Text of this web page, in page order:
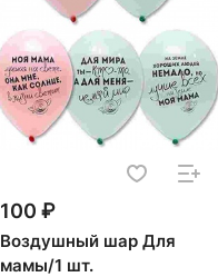
100 ₽
Воздушный шар Для
мамы/1 шт.